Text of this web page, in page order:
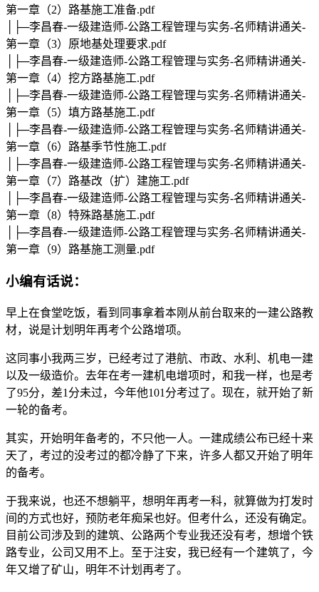
第一章（2）路基施工准备.pdf
│├─李昌春-一级建造师-公路工程管理与实务-名师精讲通关-
第一章（3）原地基处理要求.pdf
│├─李昌春-一级建造师-公路工程管理与实务-名师精讲通关-
第一章（4）挖方路基施工.pdf
│├─李昌春-一级建造师-公路工程管理与实务-名师精讲通关-
第一章（5）填方路基施工.pdf
│├─李昌春-一级建造师-公路工程管理与实务-名师精讲通关-
第一章（6）路基季节性施工.pdf
│├─李昌春-一级建造师-公路工程管理与实务-名师精讲通关-
第一章（7）路基改（扩）建施工.pdf
│├─李昌春-一级建造师-公路工程管理与实务-名师精讲通关-
第一章（8）特殊路基施工.pdf
│├─李昌春-一级建造师-公路工程管理与实务-名师精讲通关-
第一章（9）路基施工测量.pdf
小编有话说：
早上在食堂吃饭，看到同事拿着本刚从前台取来的一建公路教
材，说是计划明年再考个公路增项。
这同事小我两三岁，已经考过了港航、市政、水利、机电一建
以及一级造价。去年在考一建机电增项时，和我一样，也是考
了95分，差1分未过，今年他101分考过了。现在，就开始了新
一轮的备考。
其实，开始明年备考的，不只他一人。一建成绩公布已经十来
天了，考过的没考过的都冷静了下来，许多人都又开始了明年
的备考。
于我来说，也还不想躺平，想明年再考一科，就算做为打发时
间的方式也好，预防老年痴呆也好。但考什么，还没有确定。
目前公司涉及到的建筑、公路两个专业我还没有考，想增个铁
路专业，公司又用不上。至于注安，我已经有一个建筑了，今
年又增了矿山，明年不计划再考了。